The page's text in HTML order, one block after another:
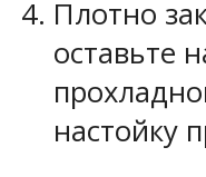
Плотно
оставьте
настойку